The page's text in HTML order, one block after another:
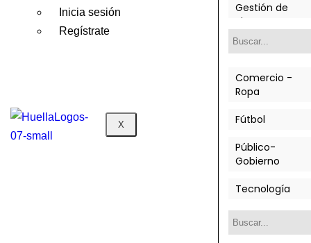
Inicia sesión
Regístrate
X
Gestión de
Riesgos
Normatividad
Judicial
Fraude
Comercio -
Ropa
Fútbol
Público-
Gobierno
Tecnología